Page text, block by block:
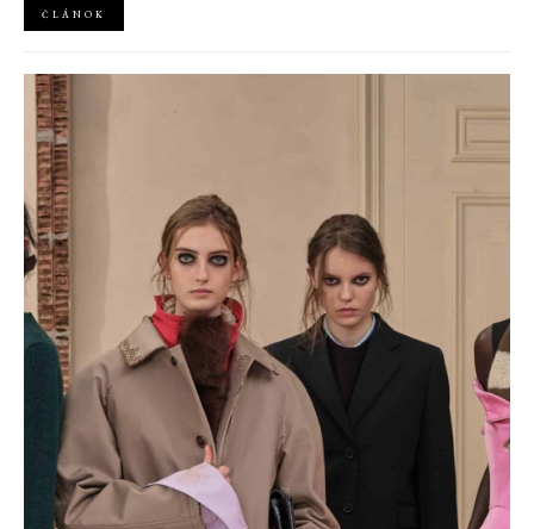
trendy a vytvárať autentické spojenie medzi módou, digitálnym
prostredím a každodenným životom mladej generácie.
ČLÁNOK